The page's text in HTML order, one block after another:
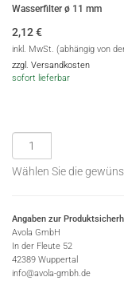
Wasserfilter ø 11 mm
2,12€
inkl. MwSt. (abhängig von
zzgl. Versandkosten
sofort lieferbar
Wählen Sie die
Angaben zur
Avola GmbH
In der Fleute 52
42389 Wuppertal
info@avola-gmbh.de